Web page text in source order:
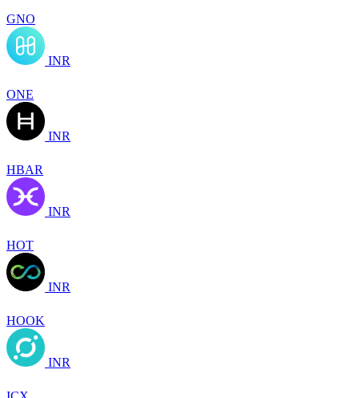
GNO
INR
ONE
INR
HBAR
INR
HOT
INR
HOOK
INR